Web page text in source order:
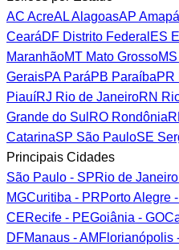
AC AcreALAlagoasAP Amapá
CearáDF Distrito Federal ES
MaranhãoMT Mato GrossoMS
GeraisPAParáPB ParaíbaPR
PiauíRJ Rio de JaneiroRN
Grande do Sul RO Rondônia
CatarinaSP São PauloSE
Principais Cidades
São Paulo - SPRio de
MGCuritiba - PRPorto Alegre
CERecife - PEGoiânia - GO
DFManaus - AM Florianópolis